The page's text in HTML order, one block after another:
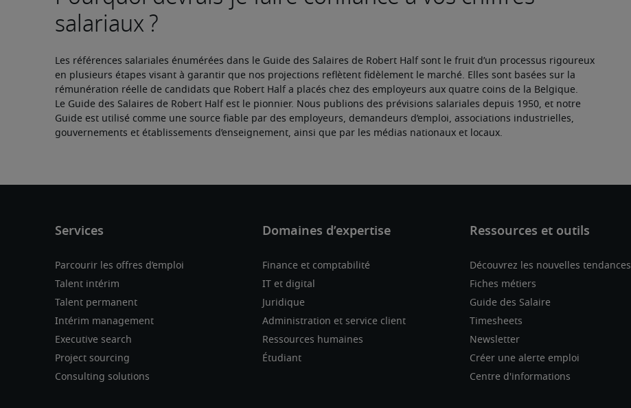
Les références salariales énumérées dans le Guide des Salaires de Robert Half sont le fruit d’un processus rigoureux
en plusieurs étapes visant à garantir que nos projections reflètent fidèlement le marché. Elles sont basées sur la
rémunération réelle de candidats que Robert Half a placés chez des employeurs aux quatre coins de la Belgique.
Le Guide des Salaires de Robert Half est le pionnier. Nous publions des prévisions salariales depuis 1950, et notre
Guide est utilisé comme une source fiable par des employeurs, demandeurs d’emploi, associations industrielles,
gouvernements et établissements d’enseignement, ainsi que par les médias nationaux et locaux.
Parcourir les offres d’emploi
Talent intérim
Talent permanent
Intérim management
Executive search
Project sourcing
Consulting solutions
Finance et comptabilité
IT et digital
Juridique
Administration et service client
Ressources humaines
Étudiant
Découvrez les nouvelles tendances
Fiches métiers
Guide des Salaire
Timesheets
Newsletter
Créer une alerte emploi
Centre d'informations